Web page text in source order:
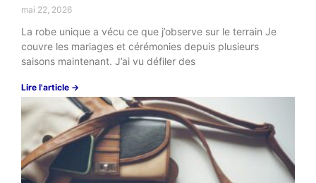
mai 22, 2026
La robe unique a vécu ce que j’observe sur le terrain Je
couvre les mariages et cérémonies depuis plusieurs
saisons maintenant. J’ai vu défiler des
Lire l'article →